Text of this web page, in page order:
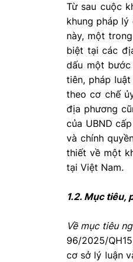
Từ sau cuộc
khung pháp
này, một
biệt tại các
dấu một
tiên, pháp
theo cơ chế
địa phương
của UBND
và chính
thiết về một
tại Việt Nam.
1.2. Mục tiêu,
Về mục tiêu
96/2025/
cơ sở lý luận